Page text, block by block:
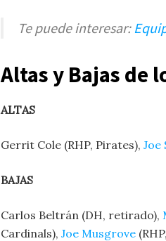
Te puede interesar:
Altas y Bajas de
ALTAS
Gerrit Cole (RHP, Pirates), Joe
BAJAS
Carlos Beltrán (DH, retirado),
Cardinals), Joe Musgrove